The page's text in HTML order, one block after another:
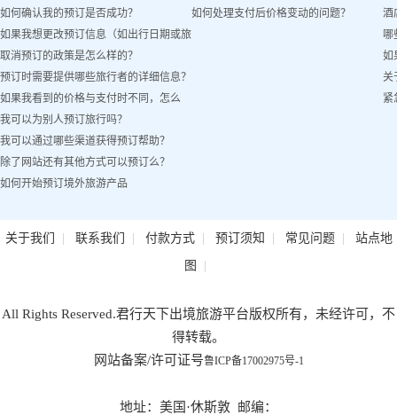
如何确认我的预订是否成功？
如果我想更改预订信息（如出行日期或旅
客姓名）怎么办？
取消预订的政策是怎么样的？
预订时需要提供哪些旅行者的详细信息？
如果我看到的价格与支付时不同，怎么
办？
我可以为别人预订旅行吗？
我可以通过哪些渠道获得预订帮助？
除了网站还有其他方式可以预订么？
如何开始预订境外旅游产品
如何处理支付后价格变动的问题？
酒
哪
如
关
紧
关于我们 | 联系我们 | 付款方式| 预订须知 | 常见问题| 站点地
图 |
All Rights Reserved.君行天下出境旅游平台版权所有，未经许可，不
得转载。
网站备案/许可证号鲁ICP备17002975号-1
地址：美国·休斯敦 邮编：